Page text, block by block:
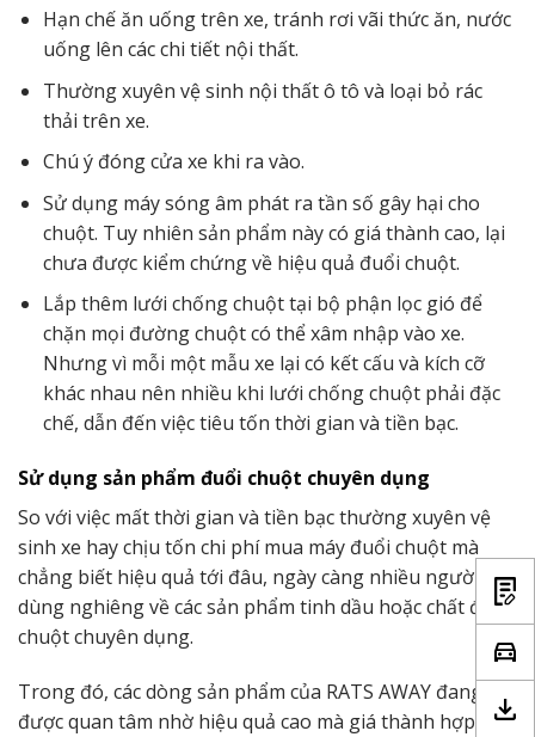
Hạn chế ăn uống trên xe, tránh rơi vãi thức ăn, nước
uống lên các chi tiết nội thất.
Thường xuyên vệ sinh nội thất ô tô và loại bỏ rác
thải trên xe.
Chú ý đóng cửa xe khi ra vào.
Sử dụng máy sóng âm phát ra tần số gây hại cho
chuột. Tuy nhiên sản phẩm này có giá thành cao, lại
chưa được kiểm chứng về hiệu quả đuổi chuột.
Lắp thêm lưới chống chuột tại bộ phận lọc gió để
chặn mọi đường chuột có thể xâm nhập vào xe.
Nhưng vì mỗi một mẫu xe lại có kết cấu và kích cỡ
khác nhau nên nhiều khi lưới chống chuột phải đặc
chế, dẫn đến việc tiêu tốn thời gian và tiền bạc.
Sử dụng sản phẩm đuổi chuột chuyên dụng
So với việc mất thời gian và tiền bạc thường xuyên vệ
sinh xe hay chịu tốn chi phí mua máy đuổi chuột mà
chẳng biết hiệu quả tới đâu, ngày càng nhiều người
dùng nghiêng về các sản phẩm tinh dầu hoặc chất đuổi
chuột chuyên dụng.
Trong đó, các dòng sản phẩm của RATS AWAY đang
được quan tâm nhờ hiệu quả cao mà giá thành hợp lý.